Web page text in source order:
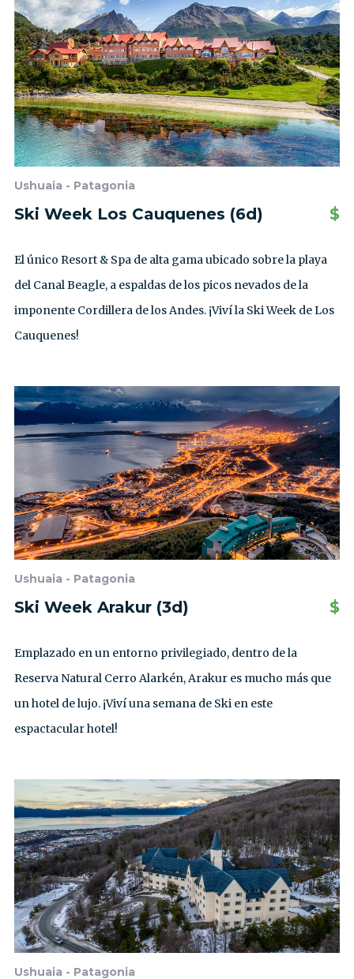
Ushuaia - Patagonia
Ski Week Los Cauquenes (6d) $
El único Resort & Spa de alta gama ubicado sobre la playa
del Canal Beagle, a espaldas de los picos nevados de la
imponente Cordillera de los Andes. ¡Viví la Ski Week de Los
Cauquenes!
Ushuaia - Patagonia
Ski Week Arakur (3d) $
Emplazado en un entorno privilegiado, dentro de la
Reserva Natural Cerro Alarkén, Arakur es mucho más que
un hotel de lujo. ¡Viví una semana de Ski en este
espactacular hotel!
Ushuaia - Patagonia